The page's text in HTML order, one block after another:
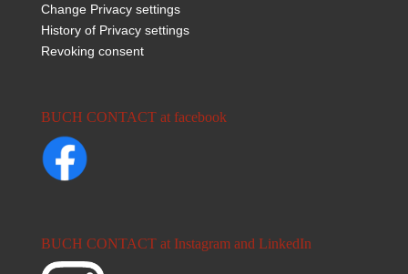
Change Privacy settings
History of Privacy settings
Revoking consent
BUCH CONTACT at facebook
BUCH CONTACT at Instagram and LinkedIn